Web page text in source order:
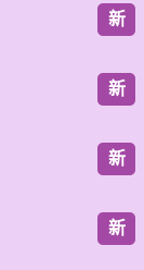
新
新
新
新